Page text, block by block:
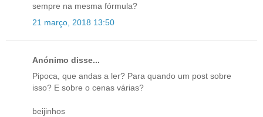
sempre na mesma fórmula?
21 março, 2018 13:50
Anónimo disse...
Pipoca, que andas a ler? Para quando um post sobre
isso? E sobre o cenas várias?
beijinhos